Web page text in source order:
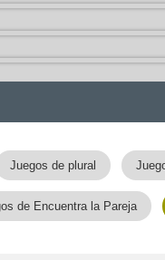
Juegos de plural
de Encuentra la Pareja